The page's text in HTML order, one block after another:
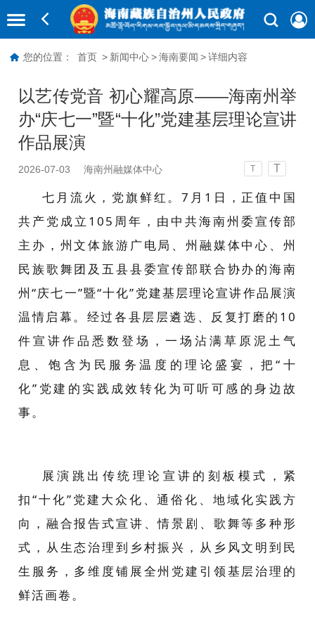
您的位置： 首页 > 新闻中心 > 海南要闻 > 详细内容
以艺传党音 初心耀高原——海南州举
办“庆七一”暨“十化”党建基层理论宣讲
作品展演
2026-07-03 海南州融媒体中心 T T
七月流火，党旗鲜红。7月1日，正值中国
共产党成立105周年，由中共海南州委宣传部
主办，州文体旅游广电局、州融媒体中心、州
民族歌舞团及五县县委宣传部联合协办的海南
州“庆七一”暨“十化”党建基层理论宣讲作品展演
温情启幕。经过各县层层遴选、反复打磨的10
件宣讲作品悉数登场，一场沾满草原泥土气
息、饱含为民服务温度的理论盛宴，把“十
化”党建的实践成效转化为可听可感的身边故
事。
展演跳出传统理论宣讲的刻板模式，紧
扣“十化”党建大众化、通俗化、地域化实践方
向，融合报告式宣讲、情景剧、歌舞等多种形
式，从生态治理到乡村振兴，从乡风文明到民
生服务，多维度铺展全州党建引领基层治理的
鲜活画卷。